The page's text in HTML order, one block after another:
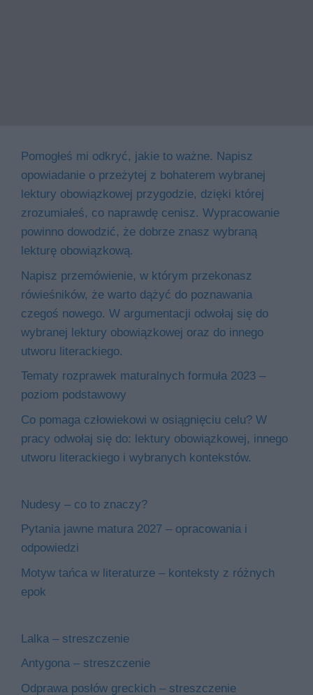
Pomogłeś mi odkryć, jakie to ważne. Napisz
opowiadanie o przeżytej z bohaterem wybranej
lektury obowiązkowej przygodzie, dzięki której
zrozumiałeś, co naprawdę cenisz. Wypracowanie
powinno dowodzić, że dobrze znasz wybraną
lekturę obowiązkową.
Napisz przemówienie, w którym przekonasz
rówieśników, że warto dążyć do poznawania
czegoś nowego. W argumentacji odwołaj się do
wybranej lektury obowiązkowej oraz do innego
utworu literackiego.
Tematy rozprawek maturalnych formuła 2023 –
poziom podstawowy
Co pomaga człowiekowi w osiągnięciu celu? W
pracy odwołaj się do: lektury obowiązkowej, innego
utworu literackiego i wybranych kontekstów.
Nudesy – co to znaczy?
Pytania jawne matura 2027 – opracowania i
odpowiedzi
Motyw tańca w literaturze – konteksty z różnych
epok
Lalka – streszczenie
Antygona – streszczenie
Odprawa posłów greckich – streszczenie